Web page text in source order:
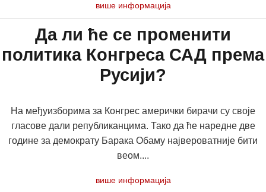
више информација
Да ли ће се променити
политика Конгреса САД према
Русији?
На међуизборима за Конгрес амерички бирачи су своје
гласове дали републиканцима. Тако да ће наредне две
године за демократу Барака Обаму највероватније бити
веом....
више информација